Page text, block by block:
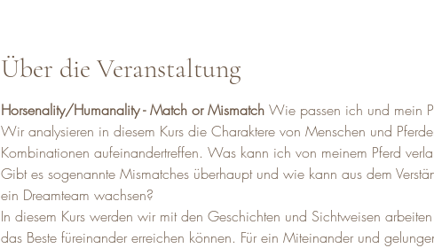
Über die Veranstaltung
Horsenality/Humanality - Match or Mismatch Wie passen ich und mein
Wir analysieren in diesem Kurs die Charaktere von Menschen und
Kombinationen aufeinandertreffen. Was kann ich von meinem Pferd
Gibt es sogenannte Mismatches überhaupt und wie kann aus dem
ein Dreamteam wachsen?
In diesem Kurs werden wir mit den Geschichten und Sichtweisen
das Beste füreinander erreichen können. Für ein Miteinander und